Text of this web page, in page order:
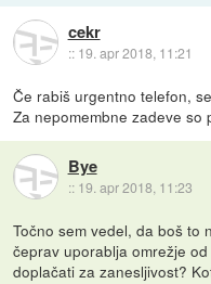
cekr
:: 19. apr 2018, 11:21
Če rabiš urgentno telefon,
Za nepomembne zadeve so
Bye
:: 19. apr 2018, 11:23
Točno sem vedel, da boš to
čeprav uporablja omrežje
doplačati za zanesljivost?